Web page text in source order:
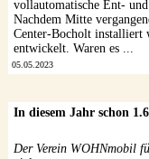
vollautomatische Ent-
Nachdem Mitte
Center-Bocholt installiert
entwickelt. Waren es ...
05.05.2023
In diesem Jahr schon
Der Verein WOHNmobil